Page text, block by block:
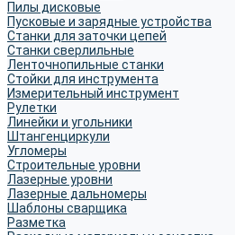
Пилы дисковые
Пусковые и зарядные устройства
Станки для заточки цепей
Станки сверлильные
Ленточнопильные станки
Стойки для инструмента
Измерительный инструмент
Рулетки
Линейки и угольники
Штангенциркули
Угломеры
Строительные уровни
Лазерные уровни
Лазерные дальномеры
Шаблоны сварщика
Разметка